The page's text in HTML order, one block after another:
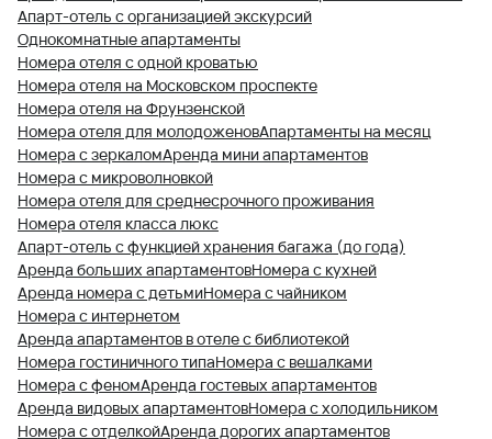
Апарт-отель с организацией экскурсий
Однокомнатные апартаменты
Номера отеля с одной кроватью
Номера отеля на Московском проспекте
Номера отеля на Фрунзенской
Номера отеля для молодоженовАпартаменты на месяц
Номера с зеркаломАренда мини апартаментов
Номера с микроволновкой
Номера отеля для среднесрочного проживания
Номера отеля класса люкс
Апарт-отель с функцией хранения багажа (до года)
Аренда больших апартаментовНомера с кухней
Аренда номера с детьмиНомера с чайником
Номера с интернетом
Аренда апартаментов в отеле с библиотекой
Номера гостиничного типаНомера с вешалками
Номера с феномАренда гостевых апартаментов
Аренда видовых апартаментовНомера с холодильником
Номера с отделкойАренда дорогих апартаментов